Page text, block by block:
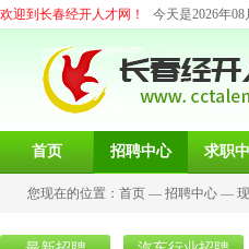
欢迎到长春经开人才网！ 今天是2026年08
首页 招聘中心 求职
您现在的位置： 首页 — 招聘中心 —